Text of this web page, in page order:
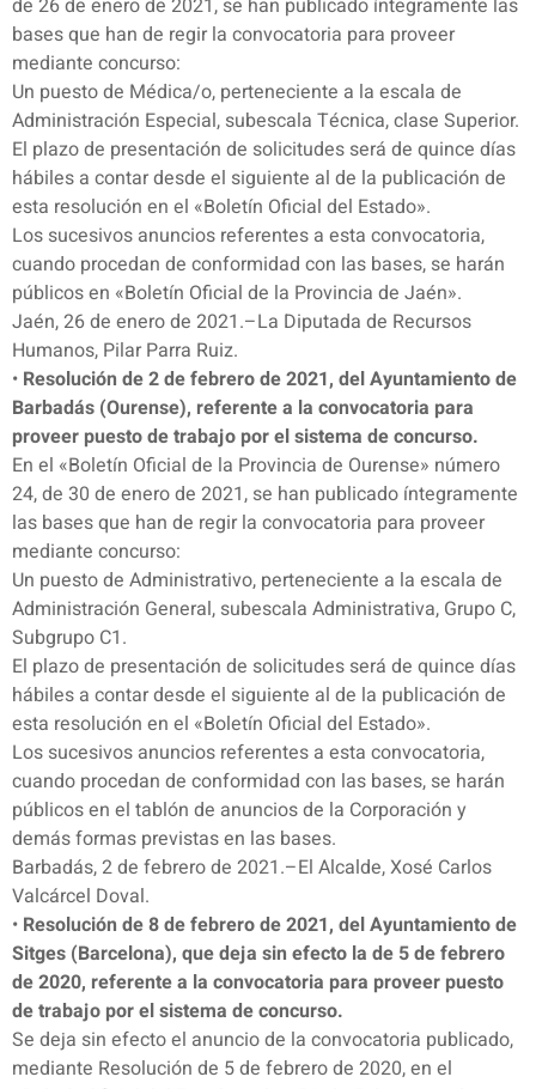
de 26 de enero de 2021, se han publicado íntegramente las
bases que han de regir la convocatoria para proveer
mediante concurso:
Un puesto de Médica/o, perteneciente a la escala de
Administración Especial, subescala Técnica, clase Superior.
El plazo de presentación de solicitudes será de quince días
hábiles a contar desde el siguiente al de la publicación de
esta resolución en el «Boletín Oficial del Estado».
Los sucesivos anuncios referentes a esta convocatoria,
cuando procedan de conformidad con las bases, se harán
públicos en «Boletín Oficial de la Provincia de Jaén».
Jaén, 26 de enero de 2021.–La Diputada de Recursos
Humanos, Pilar Parra Ruiz.
• Resolución de 2 de febrero de 2021, del Ayuntamiento de
Barbadás (Ourense), referente a la convocatoria para
proveer puesto de trabajo por el sistema de concurso.
En el «Boletín Oficial de la Provincia de Ourense» número
24, de 30 de enero de 2021, se han publicado íntegramente
las bases que han de regir la convocatoria para proveer
mediante concurso:
Un puesto de Administrativo, perteneciente a la escala de
Administración General, subescala Administrativa, Grupo C,
Subgrupo C1.
El plazo de presentación de solicitudes será de quince días
hábiles a contar desde el siguiente al de la publicación de
esta resolución en el «Boletín Oficial del Estado».
Los sucesivos anuncios referentes a esta convocatoria,
cuando procedan de conformidad con las bases, se harán
públicos en el tablón de anuncios de la Corporación y
demás formas previstas en las bases.
Barbadás, 2 de febrero de 2021.–El Alcalde, Xosé Carlos
Valcárcel Doval.
• Resolución de 8 de febrero de 2021, del Ayuntamiento de
Sitges (Barcelona), que deja sin efecto la de 5 de febrero
de 2020, referente a la convocatoria para proveer puesto
de trabajo por el sistema de concurso.
Se deja sin efecto el anuncio de la convocatoria publicado,
mediante Resolución de 5 de febrero de 2020, en el